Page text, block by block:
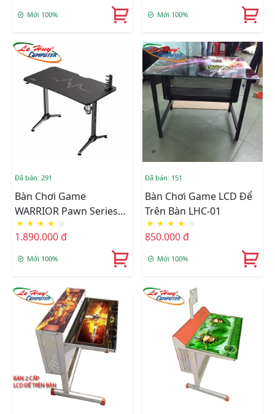
Mới 100% Mới 100%
Đã bán: 291
Bàn Chơi Game
WARRIOR Pawn Series
WGT202
★ ★ ★ ★ ☆
1.890.000 đ
Mới 100%
Đã bán: 151
Bàn Chơi Game LCD Để
Trên Bàn LHC-01
★ ★ ★ ★ ☆
850.000 đ
Mới 100%